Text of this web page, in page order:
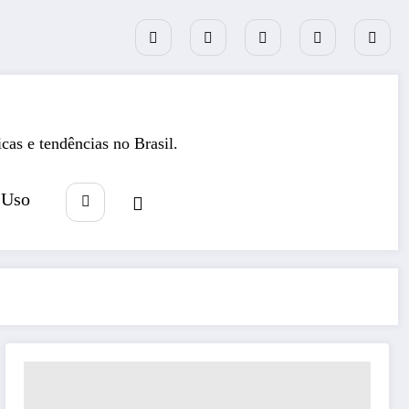
e tendências no Brasil.